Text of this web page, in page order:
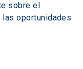
sobre el
oportunidades